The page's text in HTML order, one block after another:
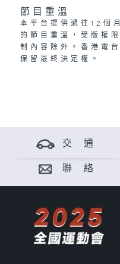
節目重溫
本平台提供過往12個月
的節目重溫，受版權限
制內容除外。香港電台
保留最終決定權。
交 通
聯 絡